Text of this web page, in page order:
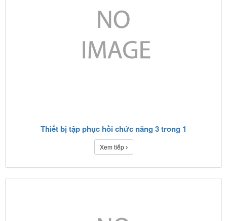
Thiết bị tập phục hồi chức năng 3 trong 1
Xem tiếp